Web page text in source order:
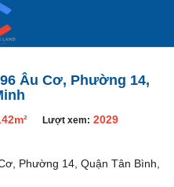
Âu Cơ, Phường 14,
Lượt xem: 2029
Phường 14, Quận Tân Bình,